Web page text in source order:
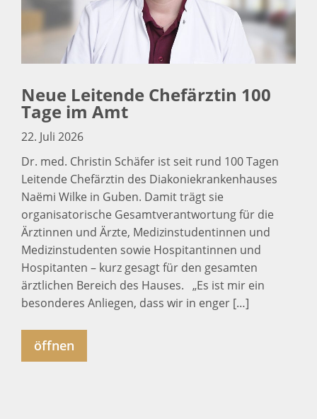
Neue Leitende Chefärztin 100
Tage im Amt
22. Juli 2026
Dr. med. Christin Schäfer ist seit rund 100 Tagen
Leitende Chefärztin des Diakoniekrankenhauses
Naëmi Wilke in Guben. Damit trägt sie
organisatorische Gesamtverantwortung für die
Ärztinnen und Ärzte, Medizinstudentinnen und
Medizinstudenten sowie Hospitantinnen und
Hospitanten – kurz gesagt für den gesamten
ärztlichen Bereich des Hauses. „Es ist mir ein
besonderes Anliegen, dass wir in enger […]
öffnen